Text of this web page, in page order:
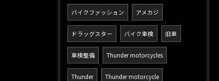
バイクファッション アメカジ
ドラッグスター バイク車検 旧車
車検整備 Thunder motorcycles
Thunder Thunder motorcycle